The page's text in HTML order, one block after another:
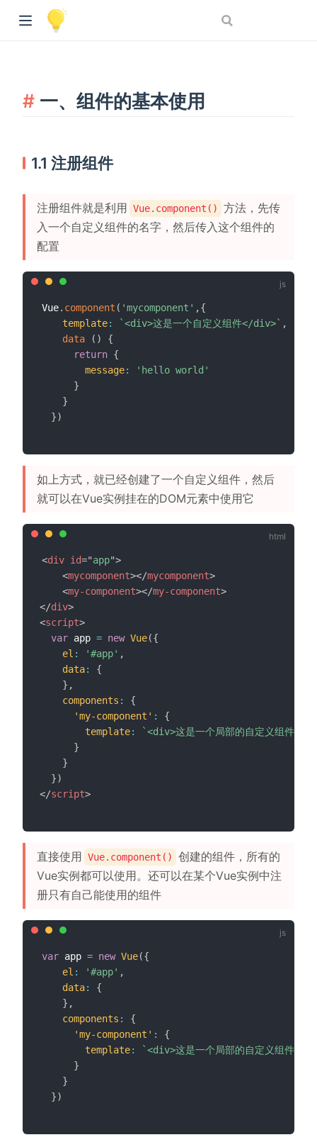
一、组件的基本使用
1.1 注册组件
注册组件就是利用 Vue.component()
方法，先传
入一个自定义组件的名字，然后传入这个组件的
配置
Vue. component ( 'mycomponent' ,{
template: `<div>这是一个自定义组件</div>` ,
data
( )
{
return {
message:
'hello world'
}
}
})
如上方式，就已经创建了一个自定义组件，然后
就可以在Vue实例挂在的DOM元素中使用它
<div id="app">
<mycomponent></mycomponent>
<my-component></my-component>
</div>
<script>
var app = new Vue({
el : '#app' ,
data:
{
} ,
components :
{
'my-component' :
{
template: `<div>这是一个局部的自定义组件，
}
}
})
</script>
直接使用 Vue.component()
创建的组件，所有的
Vue实例都可以使用。还可以在某个Vue实例中注
册只有自己能使用的组件
var app = new Vue({
el : '#app' ,
data:
{
} ,
components :
{
'my-component' :
{
template: `<div>这是一个局部的自定义组件，
}
}
})